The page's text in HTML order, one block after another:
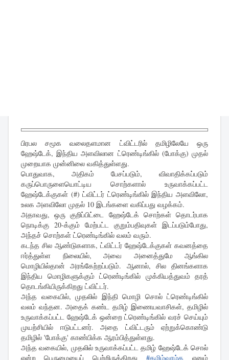
பிரபல சமூக வலைதளமான ட்விட்டரில் தமிழிலேயே ஒரு
ஹேஷ்டேக், இந்திய அளவிலான ட்ரெண்டிங்கில் (போக்கு) முதல்
முறையாக முன்னிலை வகித்துள்ளது.
பொதுவாக, அதிகம் பேசப்படும், விவாதிக்கப்படும்
கருப்பொருளையொட்டிய சொற்களால் உருவாக்கப்பட்ட
ஹேஷ்டேக்குகள் (#) ட்விட்டர் ட்ரெண்டிங்கில் இந்திய அளவிலோ,
உலக அளவிலோ முதல் 10 இடங்களை வகிப்பது வழக்கம்.
அதாவது, ஒரு குறிப்பிட்டை ஹேஷ்டேக் சொற்கள் தொடர்பாக
நொடிக்கு 20-க்கும் மேற்பட்ட குறும்பதிவுகள் இடப்படும்போது,
அந்தச் சொற்கள் ட்ரெண்டிங்கில் வலம் வரும்.
கடந்த சில ஆண்டுகளாக, ட்விட்டர் ஹேஷ்டேக்குகள் கவனத்தை
ஈர்த்துள்ள நிலையில், அவை அனைத்துமே ஆங்கில
மொழியில்தான் அரங்கேற்றப்படும். ஆனால், சில தினங்களாக
இந்திய மொழிகளுக்கும் ட்ரெண்டிங்கில் முக்கியத்துவம் தரத்
தொடங்கியிருக்கிறது ட்விட்டர்.
அந்த வகையில், முதலில் இந்தி மொழி சொல் ட்ரெண்டிங்கில்
வலம் வந்தன. அதைக் கண்ட தமிழ் இணையவாசிகள், தமிழில்
உருவாக்கப்பட்ட ஹேஷ்டேக் ஒன்றை ட்ரெண்டிங்கில் வரச் செய்யும்
முயற்சியில் ஈடுபட்டனர். அதை ட்விட்டரும் ஏற்றுக்கொண்டு
தமிழில் 'போக்கு' காண்பிக்க ஆரம்பித்துள்ளது.
அந்த வகையில், முதலில் உருவாக்கப்பட்ட தமிழ் ஹேஷ்டேக் சொல்
என்ற பெருமையைப் பெற்றிருக்கிறது #தமிழ்வாழ்க எனும்